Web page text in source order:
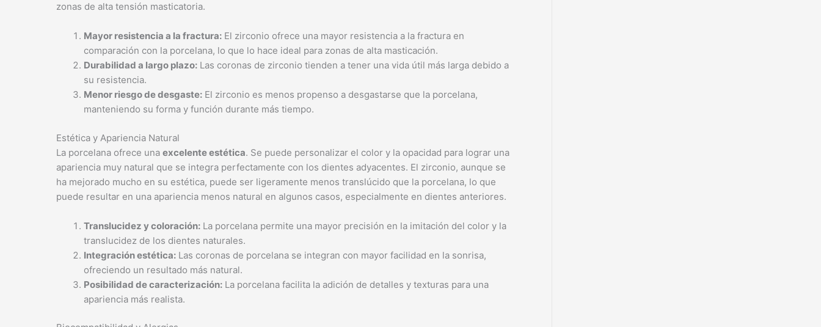
zonas de alta tensión masticatoria.
Mayor resistencia a la fractura: El zirconio ofrece una mayor resistencia a la fractura en
comparación con la porcelana, lo que lo hace ideal para zonas de alta masticación.
Durabilidad a largo plazo: Las coronas de zirconio tienden a tener una vida útil más larga debido a
su resistencia.
Menor riesgo de desgaste: El zirconio es menos propenso a desgastarse que la porcelana,
manteniendo su forma y función durante más tiempo.
Estética y Apariencia Natural
La porcelana ofrece una excelente estética. Se puede personalizar el color y la opacidad para lograr una
apariencia muy natural que se integra perfectamente con los dientes adyacentes. El zirconio, aunque se
ha mejorado mucho en su estética, puede ser ligeramente menos translúcido que la porcelana, lo que
puede resultar en una apariencia menos natural en algunos casos, especialmente en dientes anteriores.
Translucidez y coloración: La porcelana permite una mayor precisión en la imitación del color y la
translucidez de los dientes naturales.
Integración estética: Las coronas de porcelana se integran con mayor facilidad en la sonrisa,
ofreciendo un resultado más natural.
Posibilidad de caracterización: La porcelana facilita la adición de detalles y texturas para una
apariencia más realista.